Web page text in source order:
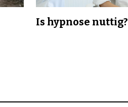
Is hypnose nuttig?